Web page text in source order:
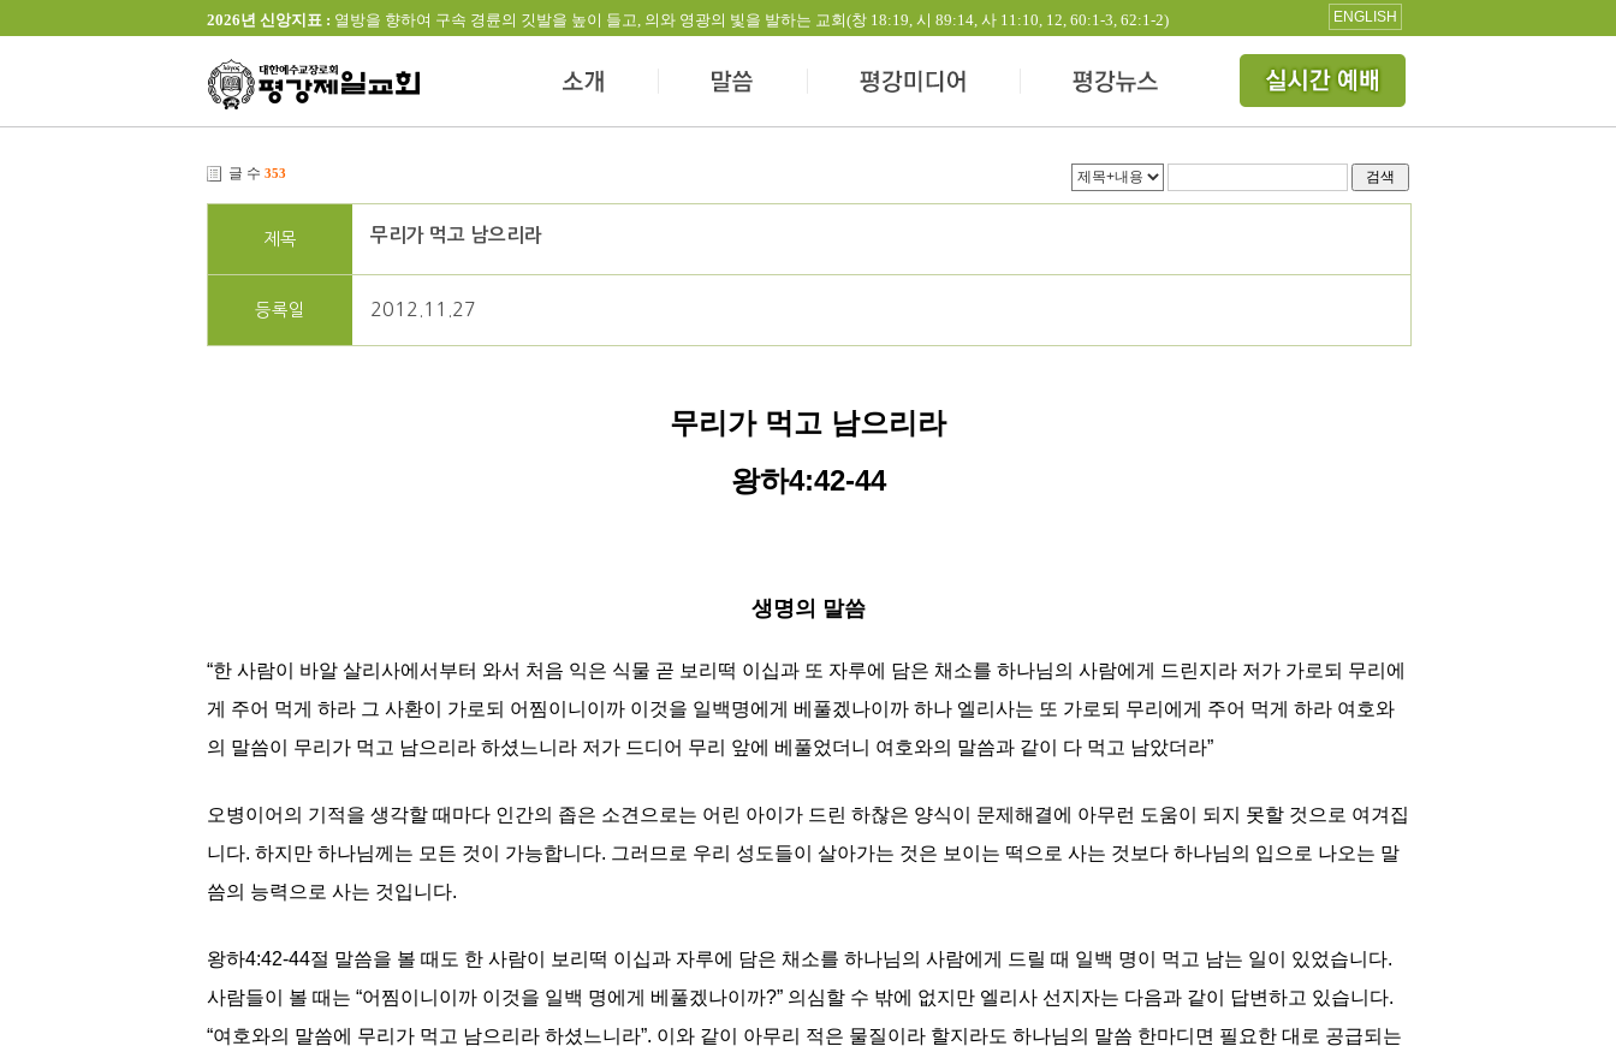
2026년 신앙지표 : 열방을 향하여 구속 경륜의 깃발을 높이 들고, 의와 영광의 빛을 발하는 교회(창 18:19, 시 89:14, 사 11:10, 12, 60:1-3, 62:1-2) ENGLISH
글 수 353 검색
제목 무리가 먹고 남으리라
등록일 2012.11.27
무리가 먹고 남으리라
왕하4:42-44
생명의 말씀
“한 사람이 바알 살리사에서부터 와서 처음 익은 식물 곧 보리떡 이십과 또 자루에 담은 채소를 하나님의 사람에게 드린지라 저가 가로되 무리에
게 주어 먹게 하라 그 사환이 가로되 어찜이니이까 이것을 일백명에게 베풀겠나이까 하나 엘리사는 또 가로되 무리에게 주어 먹게 하라 여호와
의 말씀이 무리가 먹고 남으리라 하셨느니라 저가 드디어 무리 앞에 베풀었더니 여호와의 말씀과 같이 다 먹고 남았더라”
오병이어의 기적을 생각할 때마다 인간의 좁은 소견으로는 어린 아이가 드린 하찮은 양식이 문제해결에 아무런 도움이 되지 못할 것으로 여겨집
니다. 하지만 하나님께는 모든 것이 가능합니다. 그러므로 우리 성도들이 살아가는 것은 보이는 떡으로 사는 것보다 하나님의 입으로 나오는 말
씀의 능력으로 사는 것입니다.
왕하4:42-44절 말씀을 볼 때도 한 사람이 보리떡 이십과 자루에 담은 채소를 하나님의 사람에게 드릴 때 일백 명이 먹고 남는 일이 있었습니다.
사람들이 볼 때는 “어찜이니이까 이것을 일백 명에게 베풀겠나이까?” 의심할 수 밖에 없지만 엘리사 선지자는 다음과 같이 답변하고 있습니다.
“여호와의 말씀에 무리가 먹고 남으리라 하셨느니라”. 이와 같이 아무리 적은 물질이라 할지라도 하나님의 말씀 한마디면 필요한 대로 공급되는